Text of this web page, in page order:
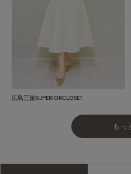
広島三越SUPERIORCLOSET
もっ